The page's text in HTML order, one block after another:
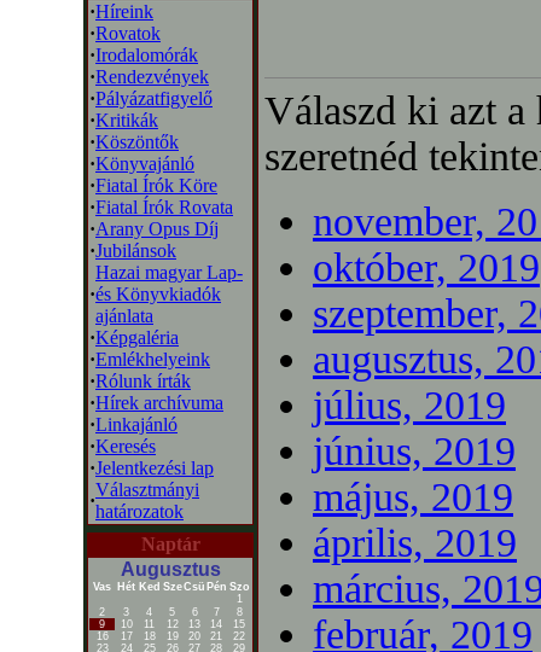
·Híreink
·Rovatok
·Irodalomórák
·Rendezvények
·Pályázatfigyelő
·Kritikák
·Köszöntők
·Könyvajánló
·Fiatal Írók Köre
·Fiatal Írók Rovata
·Arany Opus Díj
·Jubilánsok
·
Hazai magyar Lap-
és Könyvkiadók
ajánlata
·Képgaléria
·Emlékhelyeink
·Rólunk írták
·Hírek archívuma
·Linkajánló
·Keresés
·Jelentkezési lap
·
Választmányi
határozatok
Naptár
Augusztus
Vas Hét Ked SzeCsü Pén Szo
1
2
3 4 5 6 7
8
9
10 11 12 13 14
15
16
17 18 19 20 21
22
23
24 25 26 27 28
29
Válaszd ki azt
szeretnéd
november,
október, 2019
szeptember,
augusztus,
július, 2019
június, 2019
május, 2019
április, 2019
március,
február, 2019